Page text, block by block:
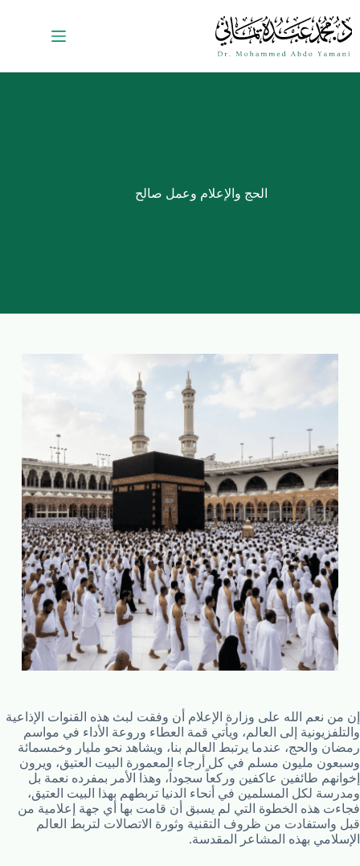
الحج والإعلام وعمل صالح
إن من نعم الله على وزارة الإعلام أن وفقت لبث هذه القنوات الإذاعية
والتلفزيونية إلى العالم، ويأتي قمة العطاء وروعة الأداء في مواسم
رمضان والحج، عندما يرتبط العالم بنا، ويشاهد نحو مليار وخمسمائة
وسبعون مليون مسلم في كل أرجاء المعمورة البيت العتيق، ويرون
إخوانهم طائفين عاكفين وركعاً سجوداً، وهذا الأمر بمفرده نعمة بل
ومدرسة لكل المسلمين في أنحاء الدنيا تربطهم بهذا البيت العتيق،
فجاءت هذه الخطوة التي لم يسبق أن قامت بها أي جهة إعلامية من
قبل واستفادت من ظروف التقنية وثورة الاتصالات لتربط العالم
الإسلامي بهذه المشاعر المقدسة.